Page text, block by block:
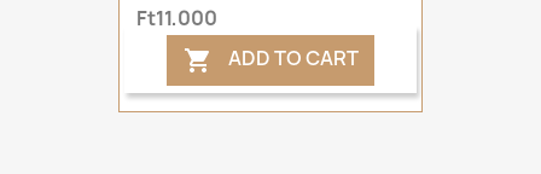
Ft11,000
 ADD TO CART